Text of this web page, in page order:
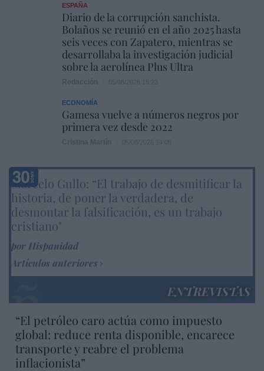
ESPAÑA
Diario de la corrupción sanchista.
Bolaños se reunió en el año 2025 hasta
seis veces con Zapatero, mientras se
desarrollaba la investigación judicial
sobre la aerolínea Plus Ultra
ECONOMÍA
Gamesa vuelve a números negros por
primera vez desde 2022
Marcelo Gullo: “El trabajo de desmitificar la
historia, de poner la verdadera, de
desmontar la falsificación, es un trabajo
cristiano"
por Hispanidad
Artículos anteriores
ENTREVISTAS
“El petróleo caro actúa como impuesto
global: reduce renta disponible, encarece
transporte y reabre el problema
inflacionista”